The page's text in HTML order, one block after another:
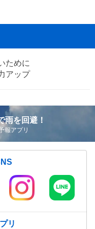
ために
アップ
雨を回避！
報アプリ
リ